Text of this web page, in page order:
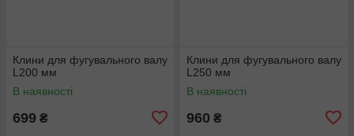
Клини для фугувального валу
L200 мм
В наявності
699 ₴
Клини для фугувального валу
L250 мм
В наявності
960 ₴